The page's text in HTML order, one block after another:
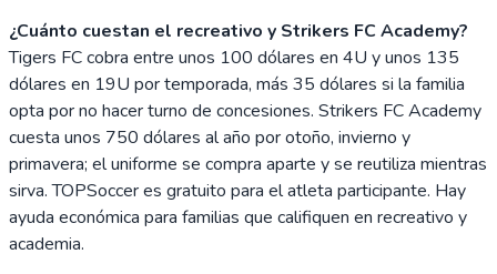
¿Cuánto cuestan el recreativo y Strikers FC Academy?
Tigers FC cobra entre unos 100 dólares en 4U y unos 135
dólares en 19U por temporada, más 35 dólares si la familia
opta por no hacer turno de concesiones. Strikers FC Academy
cuesta unos 750 dólares al año por otoño, invierno y
primavera; el uniforme se compra aparte y se reutiliza mientras
sirva. TOPSoccer es gratuito para el atleta participante. Hay
ayuda económica para familias que califiquen en recreativo y
academia.